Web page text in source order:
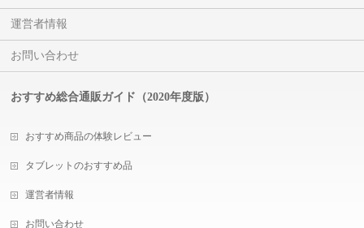
運営者情報
お問い合わせ
おすすめ総合通販ガイド（2020年度版）
おすすめ商品の体験レビュー
タブレットのおすすめ品
運営者情報
お問い合わせ